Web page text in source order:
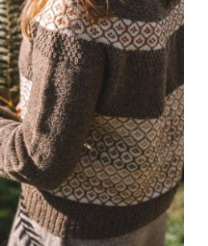
Carrito
Mi cuenta